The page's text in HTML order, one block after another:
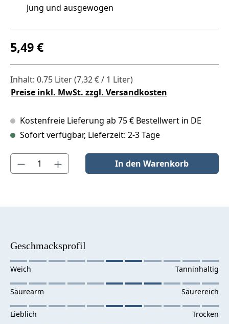
Jung und ausgewogen
Regulärer Preis:
5,49 €
Inhalt: 0.75 Liter(7,32 € / 1 Liter)
Preise inkl. MwSt. zzgl. Versandkosten
Kostenfreie Lieferung ab 75 € Bestellwert in DE
Sofort verfügbar, Lieferzeit: 2-3 Tage
Produkt Anzahl: Gib den gewünschten Wert ein oder benutze
In den Warenkorb
Geschmacksprofil